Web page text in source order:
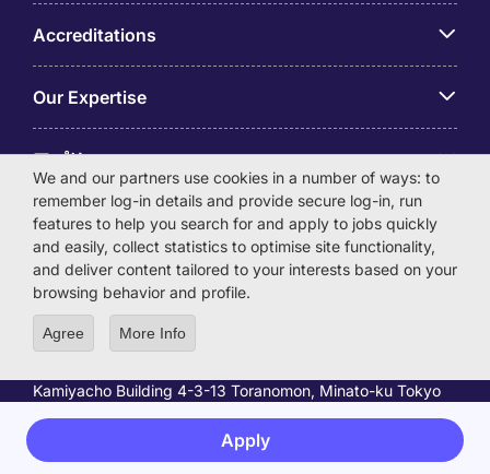
Apply
Accreditations
Our Expertise
アプリ
Employer Centre
© Michael Page International (Japan) K.K. Corporation
Kamiyacho Building 4-3-13 Toranomon, Minato-ku Tokyo
105-0001
License Number: 13-ユ-040405 / 派 13-300434
We and our partners use cookies in a number of ways: to
remember log-in details and provide secure log-in, run
features to help you search for and apply to jobs quickly
and easily, collect statistics to optimise site functionality,
and deliver content tailored to your interests based on your
browsing behavior and profile.
Agree More Info